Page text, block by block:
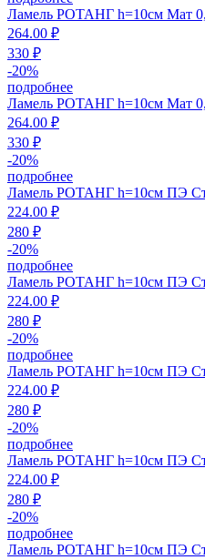
Ламель РОТАНГ h=10см Мат
264.00 ₽
330 ₽
-20%
подробнее
Ламель РОТАНГ h=10см Мат
264.00 ₽
330 ₽
-20%
подробнее
Ламель РОТАНГ h=10см ПЭ
224.00 ₽
280 ₽
-20%
подробнее
Ламель РОТАНГ h=10см ПЭ
224.00 ₽
280 ₽
-20%
подробнее
Ламель РОТАНГ h=10см ПЭ
224.00 ₽
280 ₽
-20%
подробнее
Ламель РОТАНГ h=10см ПЭ
224.00 ₽
280 ₽
-20%
подробнее
Ламель РОТАНГ h=10см ПЭ